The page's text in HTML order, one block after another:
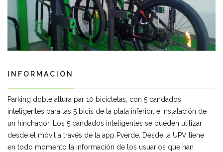
INFORMACIÓN
Parking doble altura par 10 bicicletas, con 5 candados
inteligentes para las 5 bicis de la plata inferior, e instalación de
un hinchador. Los 5 candados inteligentes se pueden utilizar
desde el móvil a través de la app Pverde. Desde la UPV tiene
en todo momento la información de los usuarios que han